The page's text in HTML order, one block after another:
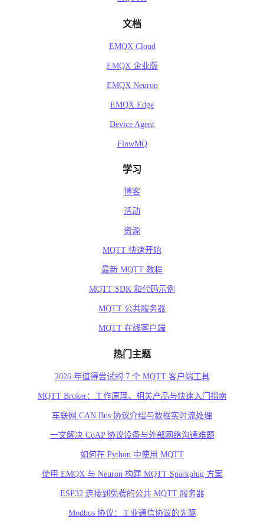
文档
EMQX Cloud
EMQX 企业版
EMQX Neuron
EMQX Edge
Device Agent
FlowMQ
学习
博客
活动
资源
MQTT 快速开始
最新 MQTT 教程
MQTT SDK 和代码示例
MQTT 公共服务器
MQTT 在线客户端
热门主题
2026 年值得尝试的 7 个 MQTT 客户端工具
MQTT Broker：工作原理、相关产品与快速入门指南
车联网 CAN Bus 协议介绍与数据实时流处理
一文解决 CoAP 协议设备与外部网络沟通难题
如何在 Python 中使用 MQTT
使用 EMQX 与 Neuron 构建 MQTT Sparkplug 方案
ESP32 连接到免费的公共 MQTT 服务器
Modbus 协议：工业通信协议的先驱